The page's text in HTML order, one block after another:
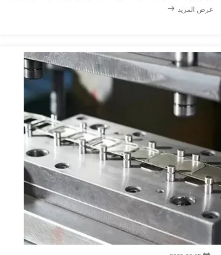
من خلال التزامها العميق بالتقدم التكنولوجي ورضا العملاء، حققت الشركة خطوات ...
عرض المزيد